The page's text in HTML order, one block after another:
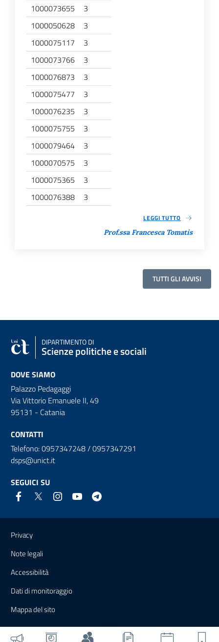
1000073655
3
1000050628
3
1000075117
3
1000073766
3
1000076873
3
1000075477
3
1000076235
3
1000075755
3
1000079464
3
1000070575
3
1000075365
3
1000076388
3
LEGGI TUTTO
Prof.ssa Francesca Tomatis
TUTTI GLI AVVISI
DIPARTIMENTO DI
Scienze politiche e sociali
DOVE SIAMO
Palazzo Pedagaggi
Via Vittorio Emanuele II, 49
95131 - Catania
CONTATTI
Telefono: 0957347248 / 0957347291
dsps@unict.it
SEGUICI SU
Link e informazioni utili
Privacy
Note legali
Accessibilità
Dati di monitoraggio
Mappa del sito